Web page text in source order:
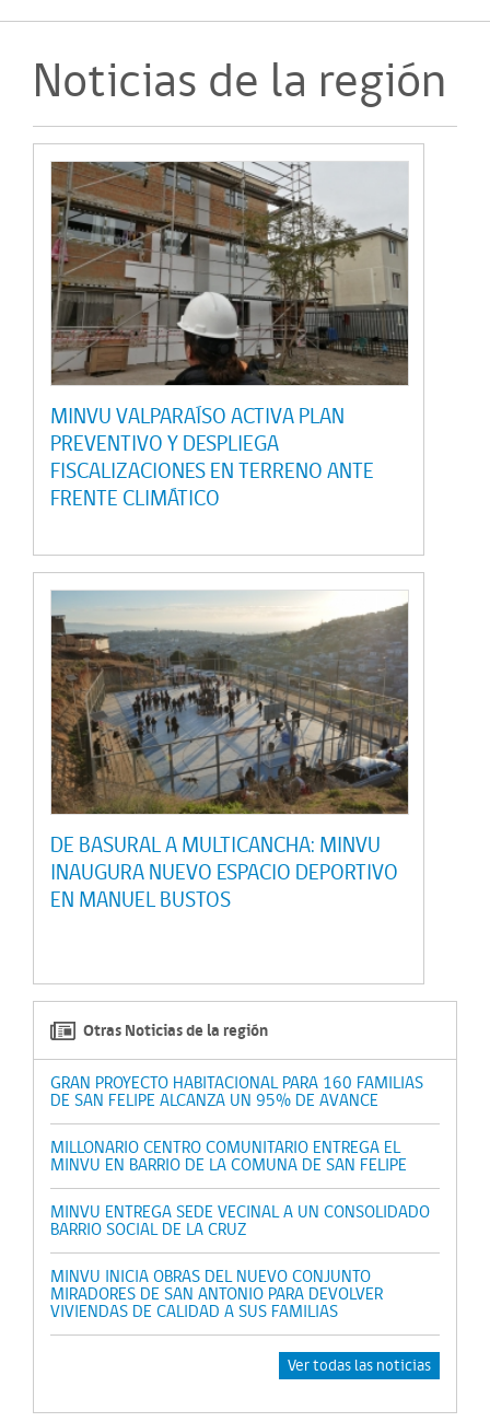
Noticias de la región
MINVU VALPARAÍSO ACTIVA PLAN
PREVENTIVO Y DESPLIEGA
FISCALIZACIONES EN TERRENO ANTE
FRENTE CLIMÁTICO
DE BASURAL A MULTICANCHA: MINVU
INAUGURA NUEVO ESPACIO DEPORTIVO
EN MANUEL BUSTOS
Otras Noticias de la región
GRAN PROYECTO HABITACIONAL PARA 160 FAMILIAS
DE SAN FELIPE ALCANZA UN 95% DE AVANCE
MILLONARIO CENTRO COMUNITARIO ENTREGA EL
MINVU EN BARRIO DE LA COMUNA DE SAN FELIPE
MINVU ENTREGA SEDE VECINAL A UN CONSOLIDADO
BARRIO SOCIAL DE LA CRUZ
MINVU INICIA OBRAS DEL NUEVO CONJUNTO
MIRADORES DE SAN ANTONIO PARA DEVOLVER
VIVIENDAS DE CALIDAD A SUS FAMILIAS
Ver todas las noticias